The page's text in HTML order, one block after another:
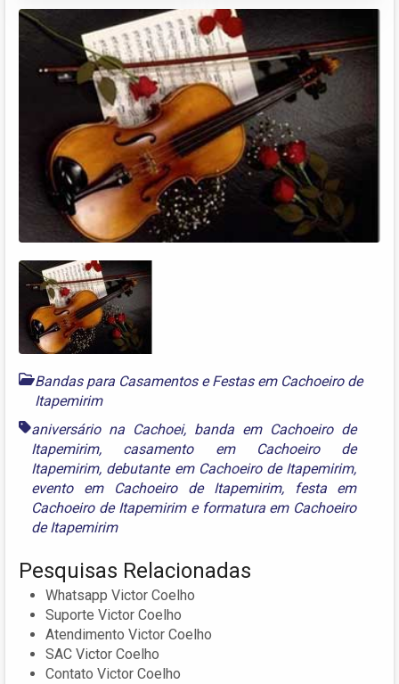
Bandas para Casamentos e Festas em Cachoeiro de
Itapemirim
aniversário na Cachoei, banda em Cachoeiro de
Itapemirim, casamento em Cachoeiro de
Itapemirim, debutante em Cachoeiro de Itapemirim,
evento em Cachoeiro de Itapemirim,
festa em
Cachoeiro de Itapemirime formatura em Cachoeiro
de Itapemirim
Pesquisas Relacionadas
Whatsapp Victor Coelho
Suporte Victor Coelho
Atendimento Victor Coelho
SAC Victor Coelho
Contato Victor Coelho